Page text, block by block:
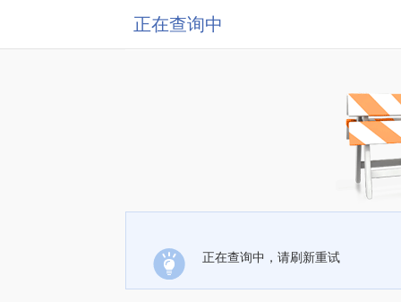
正在查询中
正在查询中，请刷新重试